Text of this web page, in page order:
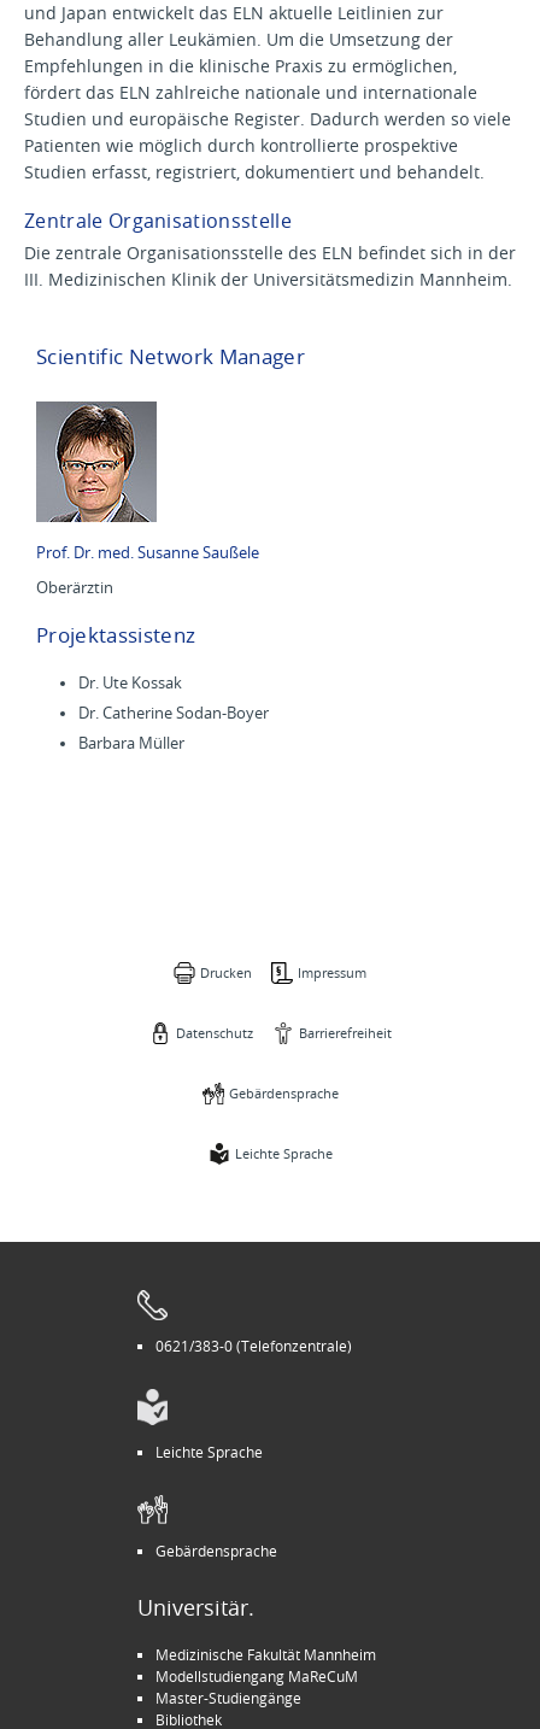
und Japan entwickelt das ELN aktuelle Leitlinien zur
Behandlung aller Leukämien. Um die Umsetzung der
Empfehlungen in die klinische Praxis zu ermöglichen,
fördert das ELN zahlreiche nationale und internationale
Studien und europäische Register. Dadurch werden so viele
Patienten wie möglich durch kontrollierte prospektive
Studien erfasst, registriert, dokumentiert und behandelt.
Zentrale Organisationsstelle
Die zentrale Organisationsstelle des ELN befindet sich in der
III. Medizinischen Klinik der Universitätsmedizin Mannheim.
Scientific Network Manager
Prof. Dr. med. Susanne Saußele
Oberärztin
Projektassistenz
Dr. Ute Kossak
Dr. Catherine Sodan-Boyer
Barbara Müller
Drucken Impressum
Datenschutz Barrierefreiheit
Gebärdensprache
Leichte Sprache
0621/383-0 (Telefonzentrale)
Leichte Sprache
Gebärdensprache
Universitär.
Medizinische Fakultät Mannheim
Modellstudiengang MaReCuM
Master-Studiengänge
Bibliothek